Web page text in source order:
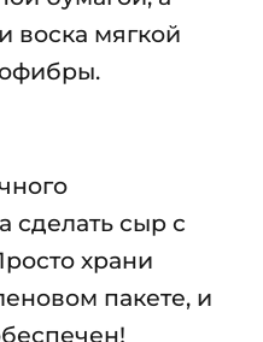
воска мягкой
сделать сыр с
храни
пакете, и